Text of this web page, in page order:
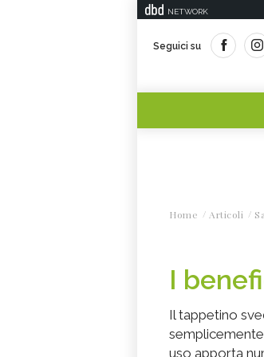
NETWORK
Seguici su
Home Articoli
I
Il tappetino
uso apporta